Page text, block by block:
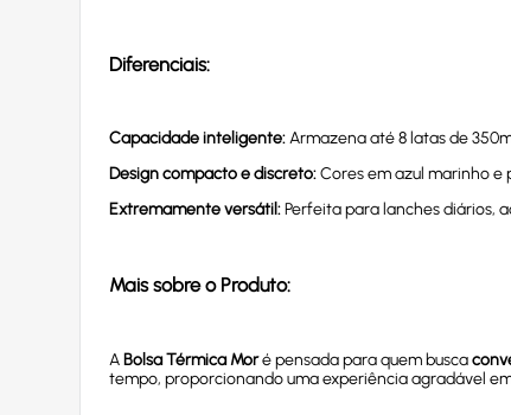
Diferenciais:
Capacidade inteligente:Armazena até 8 latas de
Design compacto e discreto:Cores em azul marinho e
Extremamente versátil:Perfeita para lanches diários,
Mais sobre o Produto:
ABolsa Térmica Moré pensada para quem busca
tempo, proporcionando uma experiência agradável